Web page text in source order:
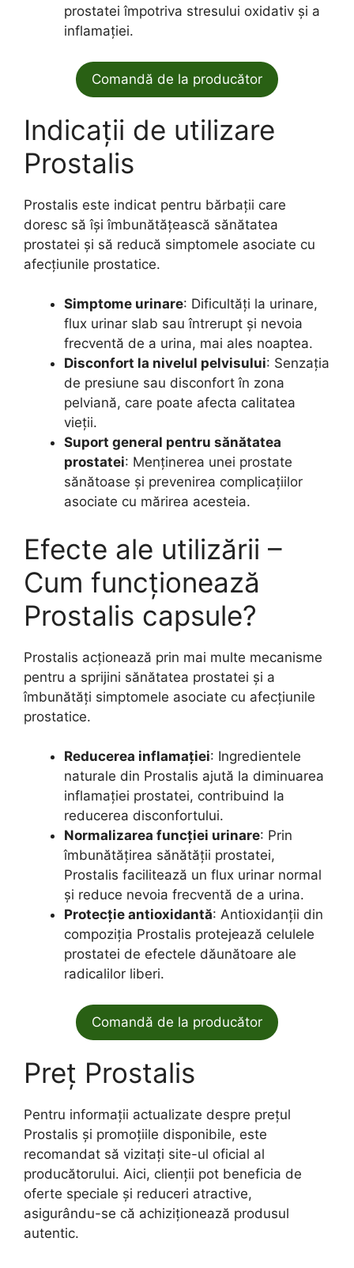
prostatei împotriva stresului oxidativ și a
inflamației.
Comandă de la producător
Indicații de utilizare
Prostalis
Prostalis este indicat pentru bărbații care
doresc să își îmbunătățească sănătatea
prostatei și să reducă simptomele asociate cu
afecțiunile prostatice.
Simptome urinare: Dificultăți la urinare,
flux urinar slab sau întrerupt și nevoia
frecventă de a urina, mai ales noaptea.
Disconfort la nivelul pelvisului: Senzația
de presiune sau disconfort în zona
pelviană, care poate afecta calitatea
vieții.
Suport general pentru sănătatea
prostatei: Menținerea unei prostate
sănătoase și prevenirea complicațiilor
asociate cu mărirea acesteia.
Efecte ale utilizării –
Cum funcționează
Prostalis capsule?
Prostalis acționează prin mai multe mecanisme
pentru a sprijini sănătatea prostatei și a
îmbunătăți simptomele asociate cu afecțiunile
prostatice.
Reducerea inflamației: Ingredientele
naturale din Prostalis ajută la diminuarea
inflamației prostatei, contribuind la
reducerea disconfortului.
Normalizarea funcției urinare: Prin
îmbunătățirea sănătății prostatei,
Prostalis facilitează un flux urinar normal
și reduce nevoia frecventă de a urina.
Protecție antioxidantă: Antioxidanții din
compoziția Prostalis protejează celulele
prostatei de efectele dăunătoare ale
radicalilor liberi.
Comandă de la producător
Preț Prostalis
Pentru informații actualizate despre prețul
Prostalis și promoțiile disponibile, este
recomandat să vizitați site-ul oficial al
producătorului. Aici, clienții pot beneficia de
oferte speciale și reduceri atractive,
asigurându-se că achiziționează produsul
autentic.